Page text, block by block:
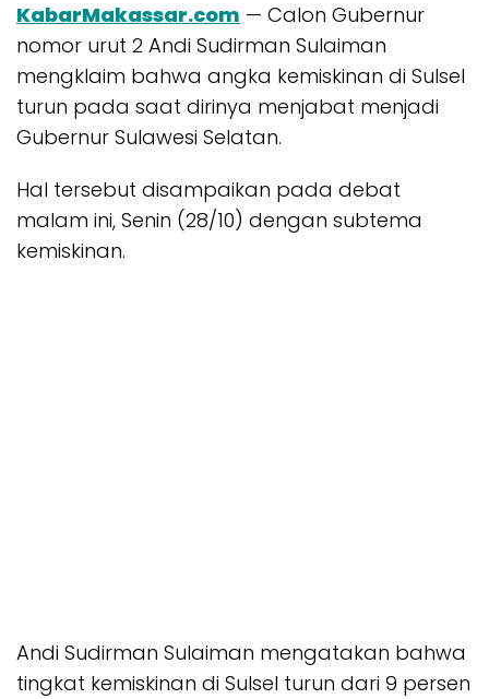
KabarMakassar.com — Calon Gubernur
nomor urut 2 Andi Sudirman Sulaiman
mengklaim bahwa angka kemiskinan di Sulsel
turun pada saat dirinya menjabat menjadi
Gubernur Sulawesi Selatan.
Hal tersebut disampaikan pada debat
malam ini, Senin (28/10) dengan subtema
kemiskinan.
Andi Sudirman Sulaiman mengatakan bahwa
tingkat kemiskinan di Sulsel turun dari 9 persen